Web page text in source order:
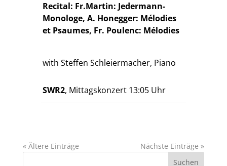
Recital: Fr.Martin: Jedermann-
Monologe, A. Honegger: Mélodies
et Psaumes, Fr. Poulenc: Mélodies
with Steffen Schleiermacher, Piano
SWR2, Mittagskonzert 13:05 Uhr
« Ältere Einträge Nächste Einträge »